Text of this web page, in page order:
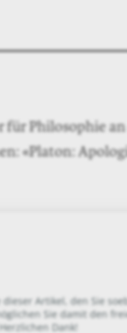
für Philosophie
«Platon: